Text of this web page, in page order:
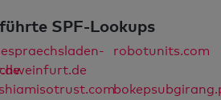
SPF-Lookups
robotunits.com